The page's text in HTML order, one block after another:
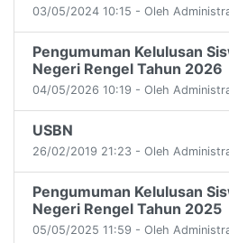
03/05/2024 10:15 - Oleh
Pengumuman Kelulusan
Negeri Rengel Tahun 2026
04/05/2026 10:19 - Oleh
USBN
26/02/2019 21:23 - Oleh
Pengumuman Kelulusan
Negeri Rengel Tahun 2025
05/05/2025 11:59 - Oleh